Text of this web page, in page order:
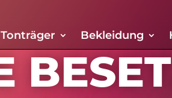
Tonträger Bekleidung